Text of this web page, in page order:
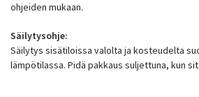
ohjeiden mukaan.
Säilytysohje:
Säilytys sisätiloissa valolta ja kosteudelta
lämpötilassa. Pidä pakkaus suljettuna, kun